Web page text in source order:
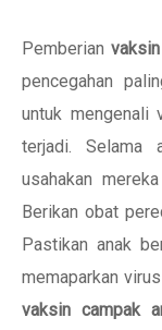
Pemberian
pencegahan
untuk mengenali
terjadi. Selama
usahakan
Berikan obat
Pastikan anak
memaparkan
vaksin campak